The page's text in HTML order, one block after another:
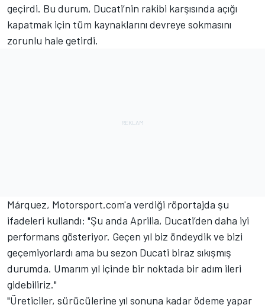
geçirdi. Bu durum, Ducati’nin rakibi karşısında açığı
kapatmak için tüm kaynaklarını devreye sokmasını
zorunlu hale getirdi.
Márquez, Motorsport.com'a verdiği röportajda şu
ifadeleri kullandı: "Şu anda Aprilia, Ducati’den daha iyi
performans gösteriyor. Geçen yıl biz öndeydik ve bizi
geçemiyorlardı ama bu sezon Ducati biraz sıkışmış
durumda. Umarım yıl içinde bir noktada bir adım ileri
gidebiliriz."
"Üreticiler, sürücülerine yıl sonuna kadar ödeme yapar